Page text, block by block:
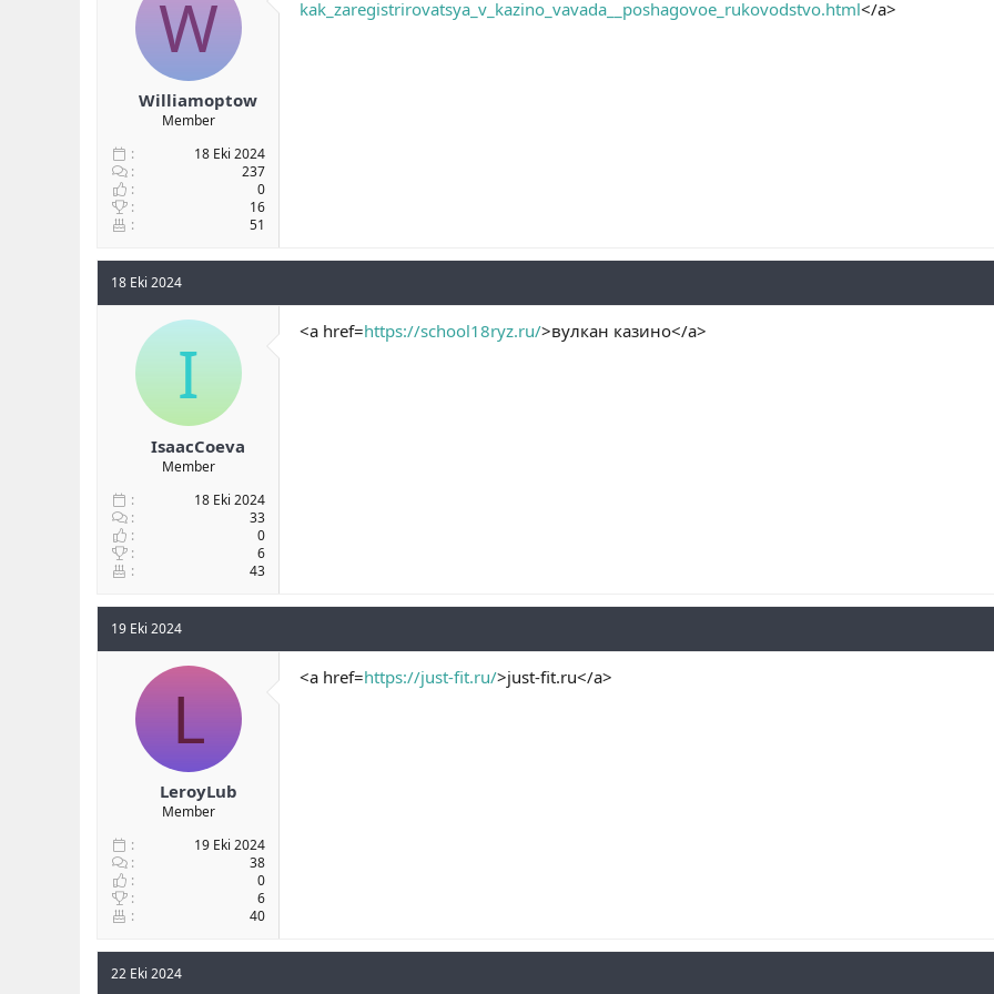
W
Williamoptow
Member
18 Eki 2024
237
0
16
51
kak_zaregistrirovatsya_v_kazino_vavada__poshagovoe_rukovodstvo.html</a>
18 Eki 2024
I
IsaacCoeva
Member
18 Eki 2024
33
0
6
43
<a href=https://school18ryz.ru/>вулкан казино</a>
19 Eki 2024
L
LeroyLub
Member
19 Eki 2024
38
0
6
40
<a href=https://just-fit.ru/>just-fit.ru</a>
22 Eki 2024